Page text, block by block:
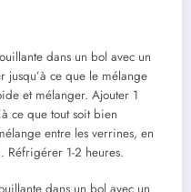
dans un bol avec un
jusqu’à ce que le mélange
et mélanger. Ajouter 1
ce que tout soit bien
entre les verrines, en
Réfrigérer 1-2 heures.